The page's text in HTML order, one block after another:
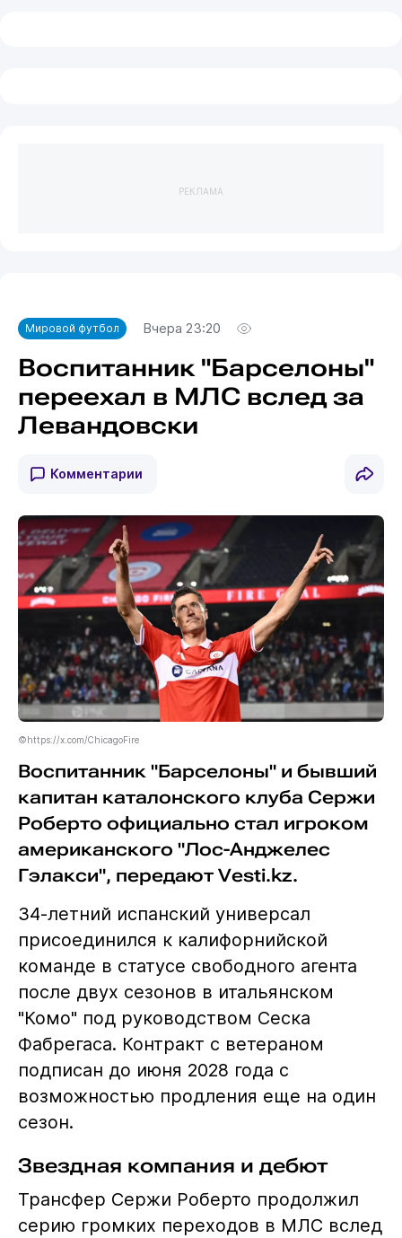
РЕКЛАМА
Мировой футбол Вчера 23:20
Воспитанник "Барселоны"
переехал в МЛС вслед за
Левандовски
Комментарии
©https://x.com/ChicagoFire
Воспитанник "Барселоны" и бывший
капитан каталонского клуба Сержи
Роберто официально стал игроком
американского "Лос-Анджелес
Гэлакси", передают Vesti.kz.
34-летний испанский универсал
присоединился к калифорнийской
команде в статусе свободного агента
после двух сезонов в итальянском
"Комо" под руководством Сеска
Фабрегаса. Контракт с ветераном
подписан до июня 2028 года с
возможностью продления еще на один
сезон.
Звездная компания и дебют
Трансфер Сержи Роберто продолжил
серию громких переходов в МЛС вслед